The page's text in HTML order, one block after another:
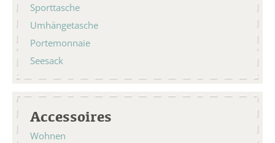
Sporttasche
Umhängetasche
Portemonnaie
Seesack
Accessoires
Wohnen